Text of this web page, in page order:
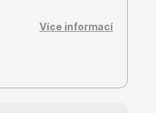
Více informací